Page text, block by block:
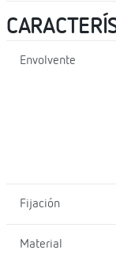
Envolvente
Fijación
Material